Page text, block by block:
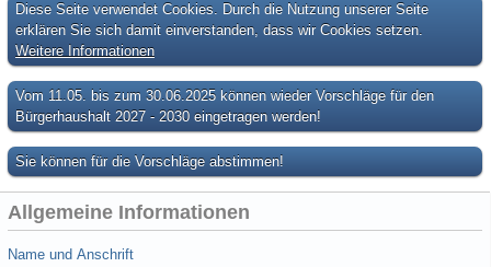
Diese Seite verwendet Cookies. Durch die Nutzung unserer Seite
erklären Sie sich damit einverstanden, dass wir Cookies setzen.
Weitere Informationen
Vom 11.05. bis zum 30.06.2025 können wieder Vorschläge für den
Bürgerhaushalt 2027 - 2030 eingetragen werden!
Sie können für die Vorschläge abstimmen!
Allgemeine Informationen
Name und Anschrift